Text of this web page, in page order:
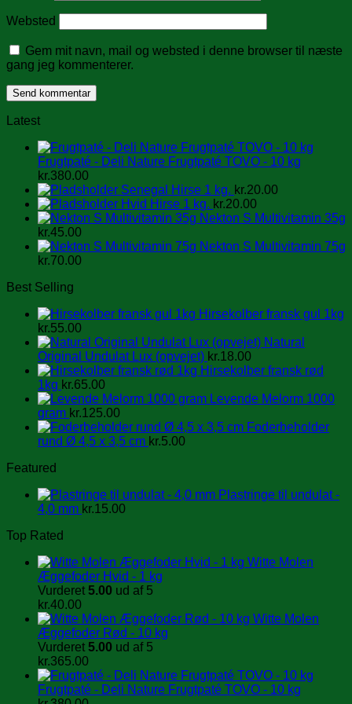
Websted
Gem mit navn, mail og websted i denne browser til næste
gang jeg kommenterer.
Latest
Frugtpaté - Deli Nature Frugtpaté TOVO - 10 kg
kr.380.00
Senegal Hirse 1 kg. kr.20.00
Hvid Hirse 1 kg. kr.20.00
Nekton S Multivitamin 35g
kr.45.00
Nekton S Multivitamin 75g
kr.70.00
Best Selling
Hirsekolber fransk gul 1kg
kr.55.00
Natural
Original Undulat Lux (opvejet) kr.18.00
Hirsekolber fransk rød
1kg kr.65.00
Levende Melorm 1000
gram kr.125.00
Foderbeholder
rund Ø 4,5 x 3,5 cm kr.5.00
Featured
Plastringe til undulat -
4,0 mm kr.15.00
Top Rated
Witte Molen
Æggefoder Hvid - 1 kg
Vurderet 5.00 ud af 5
kr.40.00
Witte Molen
Æggefoder Rød - 10 kg
Vurderet 5.00 ud af 5
kr.365.00
Frugtpaté - Deli Nature Frugtpaté TOVO - 10 kg